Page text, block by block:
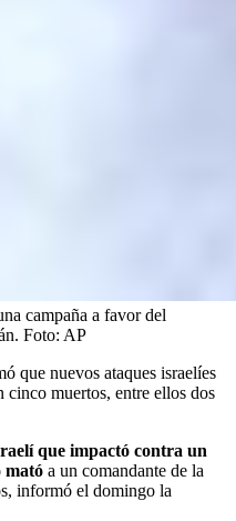
campaña a favor del
Foto: AP
que nuevos ataques israelíes
muertos, entre ellos dos
que impactó contra un
mató a un comandante de la
informó el domingo la